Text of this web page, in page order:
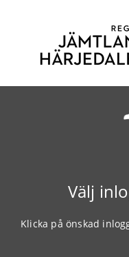
Välj
Klicka på önskad